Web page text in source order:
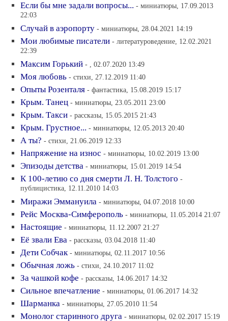
Если бы мне задали вопросы... - миниатюры, 17.09.2013
22:03
Случай в аэропорту - миниатюры, 28.04.2021 14:19
Мои любимые писатели - литературоведение, 12.02.2021
22:39
Максим Горький - , 02.07.2020 13:49
Моя любовь - стихи, 27.12.2019 11:40
Опыты Розенталя - фантастика, 15.08.2019 15:17
Крым. Танец - миниатюры, 23.05.2011 23:00
Крым. Такси - рассказы, 15.05.2015 21:43
Крым. Грустное... - миниатюры, 12.05.2013 20:40
А ты? - стихи, 21.06.2019 12:33
Напряжение на износ - миниатюры, 10.02.2019 13:00
Эпизоды детства - миниатюры, 15.01.2019 14:54
К 100-летию со дня смерти Л. Н. Толстого -
публицистика, 12.11.2010 14:03
Миражи Эммануила - миниатюры, 04.07.2018 10:00
Рейс Москва-Симферополь - миниатюры, 11.05.2014 21:07
Настоящие - миниатюры, 11.12.2007 21:27
Её звали Ева - рассказы, 03.04.2018 11:40
Дети Собчак - миниатюры, 02.11.2017 10:56
Обычная ложь - стихи, 24.10.2017 11:02
За чашкой кофе - рассказы, 14.06.2017 14:32
Сильное впечатление - миниатюры, 01.06.2017 14:32
Шарманка - миниатюры, 27.05.2010 11:54
Монолог старинного друга - миниатюры, 02.02.2017 15:19